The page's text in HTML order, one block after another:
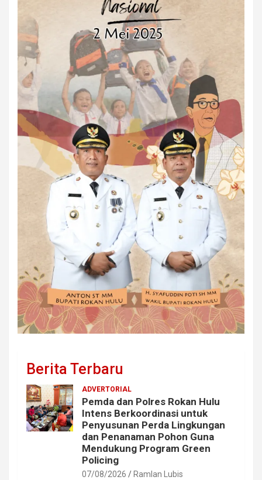
Berita Terbaru
ADVERTORIAL
Pemda dan Polres Rokan Hulu
Intens Berkoordinasi untuk
Penyusunan Perda Lingkungan
dan Penanaman Pohon Guna
Mendukung Program Green
Policing
07/08/2026 Ramlan Lubis